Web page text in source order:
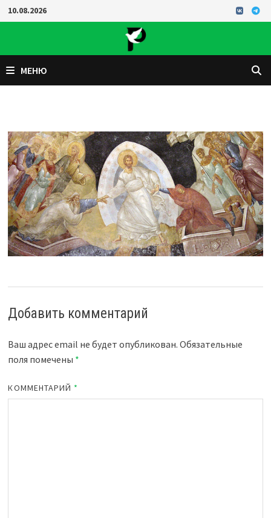
Перейти
к
10.08.2026
МЕНЮ
Добавить комментарий
Ваш адрес email не будет опубликован. Обязательные
поля помечены *
КОММЕНТАРИЙ *